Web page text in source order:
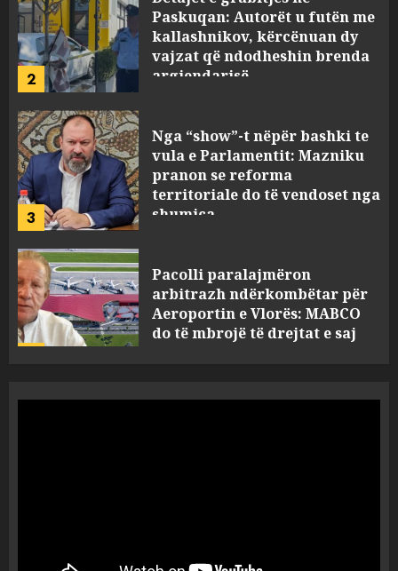
2
kallashnikov, kërcënuan dy
vajzat që ndodheshin brenda
argjendarisë
AUGUST 5, 2026
3
vula e Parlamentit: Mazniku
pranon se reforma
territoriale do të vendoset nga
shumica
AUGUST 5, 2026
4
arbitrazh ndërkombëtar për
Aeroportin e Vlorës: MABCO
do të mbrojë të drejtat e saj
AUGUST 5, 2026